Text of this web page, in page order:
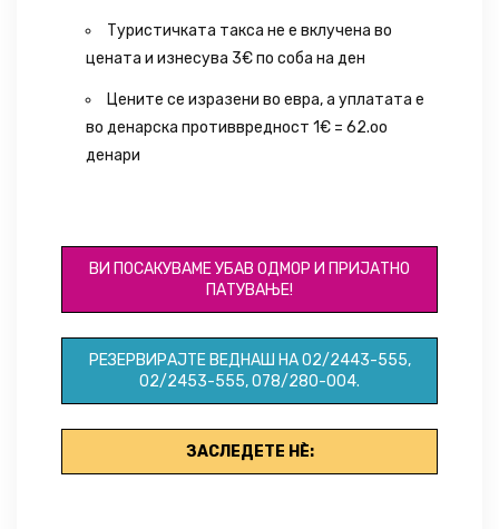
Туристичката такса не е вклучена во
цената и изнесува 3€ по соба на ден
Цените се изразени во евра, а уплатата е
во денарска противвредност 1€ = 62.оо
денари
ВИ ПОСАКУВАМЕ УБАВ ОДМОР И ПРИЈАТНО
ПАТУВАЊЕ!
РЕЗЕРВИРАЈТЕ ВЕДНАШ НА 02/2443-555,
02/2453-555, 078/280-004.
ЗАСЛЕДЕТЕ НЀ: